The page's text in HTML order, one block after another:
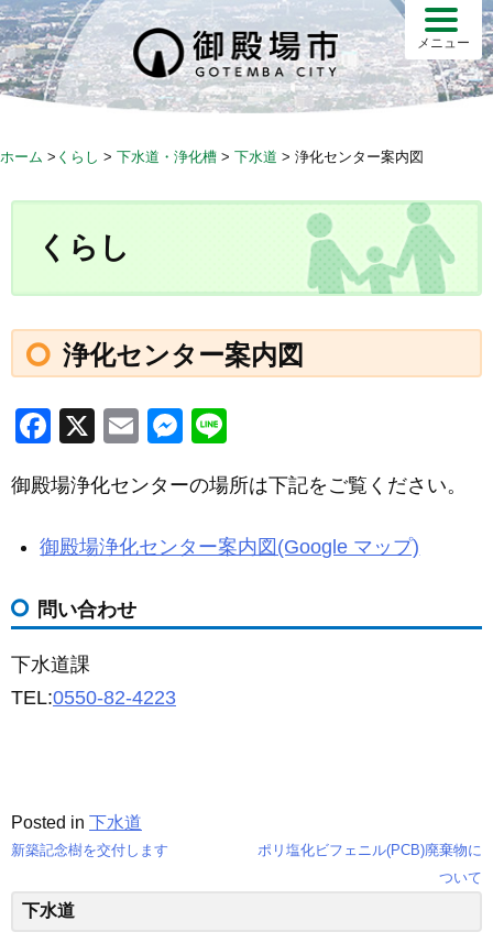
S
k
i
p
メニュー
ホーム > くらし > 下水道・浄化槽 > 下水道 > 浄化センター案内図
くらし
浄化センター案内図
F
c
e
b
o
o
k
X
E
ail
M
ss
e
n
er
e
御殿場浄化センターの場所は下記をご覧ください。
御殿場浄化センター案内図(Google マップ)
問い合わせ
下水道課
TEL:0550-82-4223
Posted in 下水道
稿
新築記念樹を交付します
ポリ塩化ビフェニル(PCB)廃棄物に
ついて
下水道